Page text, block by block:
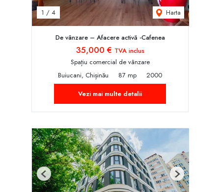
1 / 4 Harta
De vânzare – Afacere activă -Cafenea
35,000 € TVA inclus
Spațiu comercial de vânzare
Buiucani, Chișinău
87 mp
2000
Vezi mai multe detalii
Previous Next